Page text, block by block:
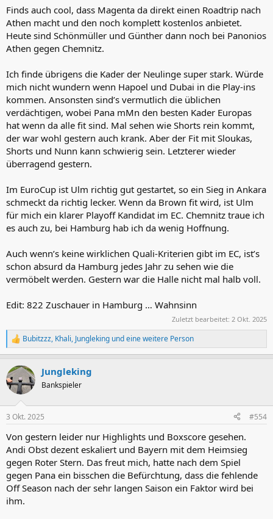
:
Finds auch cool, dass Magenta da direkt einen Roadtrip nach
Athen macht und den noch komplett kostenlos anbietet.
Heute sind Schönmüller und Günther dann noch bei Panonios
Athen gegen Chemnitz.
Ich finde übrigens die Kader der Neulinge super stark. Würde
mich nicht wundern wenn Hapoel und Dubai in die Play-ins
kommen. Ansonsten sind’s vermutlich die üblichen
verdächtigen, wobei Pana mMn den besten Kader Europas
hat wenn da alle fit sind. Mal sehen wie Shorts rein kommt,
der war wohl gestern auch krank. Aber der Fit mit Sloukas,
Shorts und Nunn kann schwierig sein. Letzterer wieder
überragend gestern.
Im EuroCup ist Ulm richtig gut gestartet, so ein Sieg in Ankara
schmeckt da richtig lecker. Wenn da Brown fit wird, ist Ulm
für mich ein klarer Playoff Kandidat im EC. Chemnitz traue ich
es auch zu, bei Hamburg hab ich da wenig Hoffnung.
Auch wenn’s keine wirklichen Quali-Kriterien gibt im EC, ist’s
schon absurd da Hamburg jedes Jahr zu sehen wie die
vermöbelt werden. Gestern war die Halle nicht mal halb voll.
Edit: 822 Zuschauer in Hamburg … Wahnsinn
Zuletzt bearbeitet: 2 Okt. 2025
R
e
k
t
i
e
:
Bubitzzz, Khali, Jungleking und eine weitere Person
Jungleking
Bankspieler
3 Okt. 2025 #554
Von gestern leider nur Highlights und Boxscore gesehen.
Andi Obst dezent eskaliert und Bayern mit dem Heimsieg
gegen Roter Stern. Das freut mich, hatte nach dem Spiel
gegen Pana ein bisschen die Befürchtung, dass die fehlende
Off Season nach der sehr langen Saison ein Faktor wird bei
ihm.